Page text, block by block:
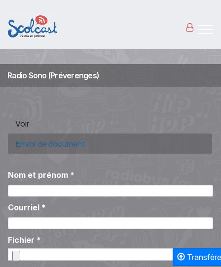
Radio Sono (Préverenges)
Onglets principaux
Voir
Envoi de document
Nom et prénom *
Courriel *
Fichier *